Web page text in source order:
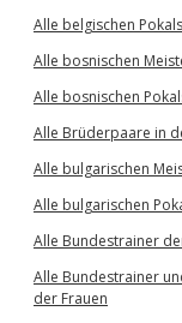
Alle belgischen
Alle bosnischen
Alle bosnischen
Alle Brüderpaare in
Alle bulgarischen
Alle bulgarischen
Alle Bundestrainer
Alle Bundestrainer
der Frauen